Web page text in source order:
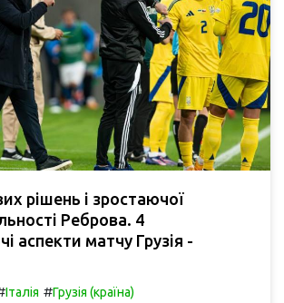
рішень і зростаючої
Реброва. 4
аспекти матчу Грузія -
Італія #Грузія (країна)